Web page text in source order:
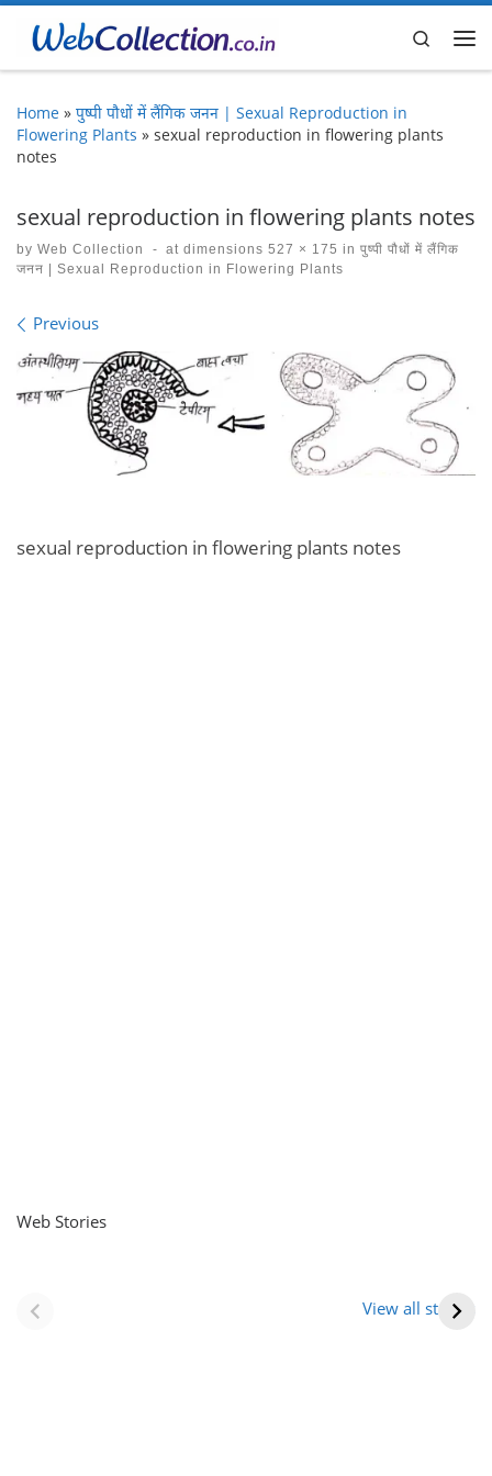
Skip to content
Search
Home » पुष्पी पौधों में लैंगिक जनन | Sexual Reproduction in
Flowering Plants » sexual reproduction in flowering plants
notes
sexual reproduction in flowering plants notes
by Web Collection - at dimensions 527 × 175 in पुष्पी पौधों में लैंगिक
जनन | Sexual Reproduction in Flowering Plants
Images navigation
Previous
sexual reproduction in flowering plants notes
Web Stories
View all stories
(राजस्थान) |
Formation Of New
आभूषण (women’s